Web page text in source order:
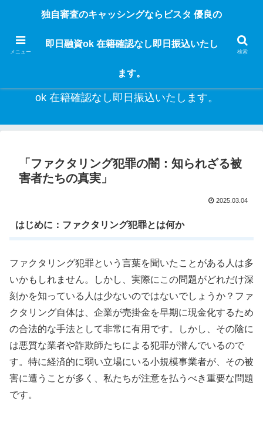
独自審査のフリーローンならビスタなら24時間365日 在籍確認なしで借りれる
な入用があっても安心！融資率97％！仕事をしている人ならブラックでも給料
日返済の１ヶ月融資で借りられるから安心！
独自審査のキャッシングならビスタ 優良の即日融資
ok 在籍確認なし即日振込いたします。
「ファクタリング犯罪の闇：知られざる被
害者たちの真実」
2025.03.04
はじめに：ファクタリング犯罪とは何か
ファクタリング犯罪という言葉を聞いたことがある人は多
いかもしれません。しかし、実際にこの問題がどれだけ深
刻かを知っている人は少ないのではないでしょうか？ファ
クタリング自体は、企業が売掛金を早期に現金化するため
の合法的な手法として非常に有用です。しかし、その陰に
は悪質な業者や詐欺師たちによる犯罪が潜んでいるので
す。特に経済的に弱い立場にいる小規模事業者が、その被
害に遭うことが多く、私たちが注意を払うべき重要な問題
です。
メニュー
独自審査のキャッシングならビスタ 優良の
即日融資ok 在籍確認なし即日振込いたし
ます。
検索